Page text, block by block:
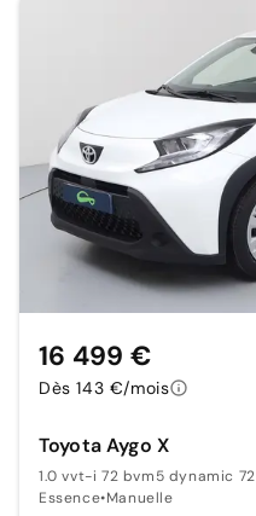
Toyota Aygo X
1.0 vvt-i 72 bvm5 dynamic 72
Essence•Manuelle
16 499 €
Dès 143 €/mois